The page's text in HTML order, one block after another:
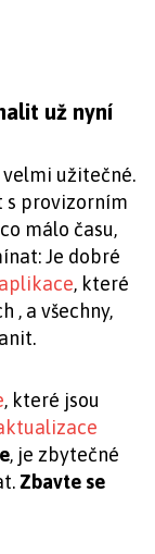
už nyní
užitečné.
s provizorním
málo času,
Je dobré
aplikace, které
, a všechny,
, které jsou
, je zbytečné
Zbavte se